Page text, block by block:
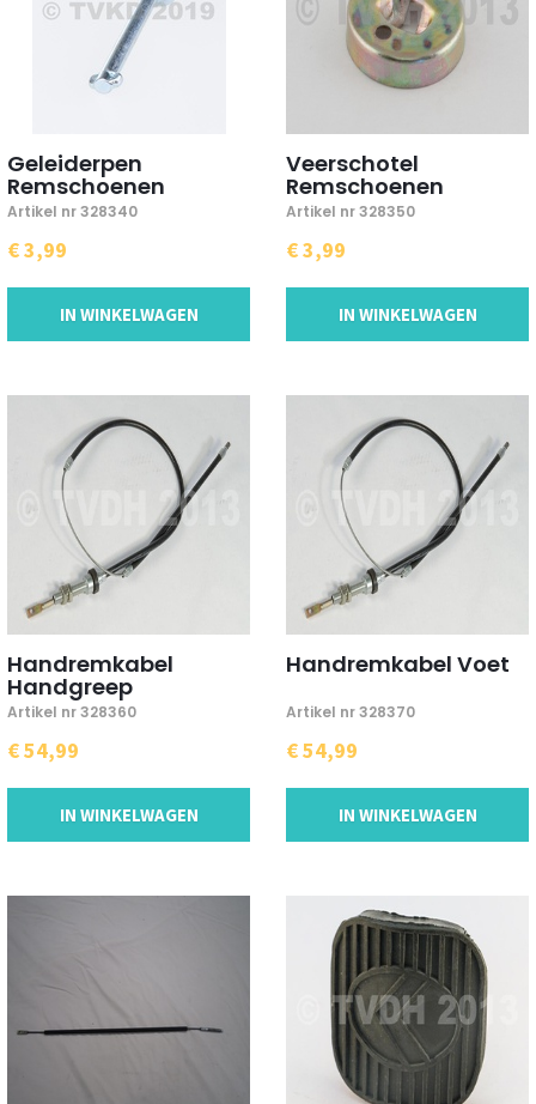
Geleiderpen
Remschoenen
Artikel nr 328340
€ 3,99
IN WINKELWAGEN
Veerschotel
Remschoenen
Artikel nr 328350
€ 3,99
IN WINKELWAGEN
Handremkabel
Handgreep
Artikel nr 328360
€ 54,99
IN WINKELWAGEN
Handremkabel Voet
Artikel nr 328370
€ 54,99
IN WINKELWAGEN